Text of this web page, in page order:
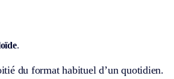
.
du format habituel d’un quotidien.